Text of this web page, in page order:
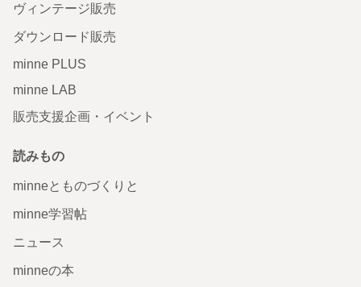
ヴィンテージ販売
ダウンロード販売
minne PLUS
minne LAB
販売支援企画・イベント
読みもの
minneとものづくりと
minne学習帖
ニュース
minneの本